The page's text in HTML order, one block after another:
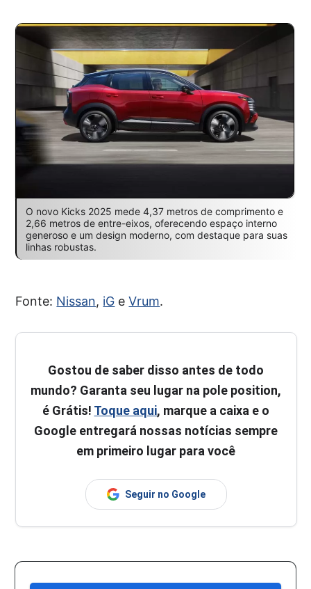
O novo Kicks 2025 mede 4,37 metros de comprimento e
2,66 metros de entre-eixos, oferecendo espaço interno
generoso e um design moderno, com destaque para suas
linhas robustas.
Fonte: Nissan, iG eVrum.
Gostou de saber disso antes de todo
mundo? Garanta seu lugar na pole position,
é Grátis! Toque aqui, marque a caixa e o
Google entregará nossas notícias sempre
em primeiro lugar para você
Seguir no Google